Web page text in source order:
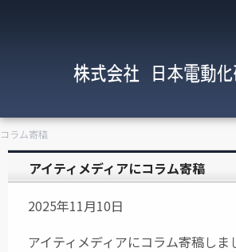
ラム寄稿
アイティメディアにコラム寄稿
2025年11月10日
アイティメディアにコラム寄稿しま